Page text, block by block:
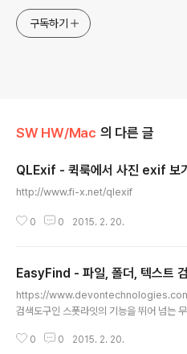
구독하기
SW HW/Mac 의 다른 글
QLExif - 퀵룩에서 사진 exif 보기
http://www.fi-x.net/qlexif
0 0 2015. 2. 20.
EasyFind - 파일, 폴더, 텍스트
https://
검색도구인 스폿라잇의 기능을 뛰어 넘는
0 0 2015. 2. 20.